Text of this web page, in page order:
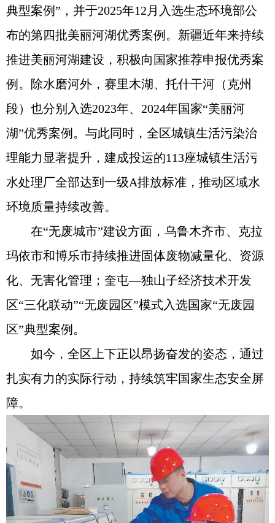
典型案例”，并于2025年12月入选生态环境部公
布的第四批美丽河湖优秀案例。新疆近年来持续
推进美丽河湖建设，积极向国家推荐申报优秀案
例。除水磨河外，赛里木湖、托什干河（克州
段）也分别入选2023年、2024年国家“美丽河
湖”优秀案例。与此同时，全区城镇生活污染治
理能力显著提升，建成投运的113座城镇生活污
水处理厂全部达到一级A排放标准，推动区域水
环境质量持续改善。
在“无废城市”建设方面，乌鲁木齐市、克拉
玛依市和博乐市持续推进固体废物减量化、资源
化、无害化管理；奎屯—独山子经济技术开发
区“三化联动”“无废园区”模式入选国家“无废园
区”典型案例。
如今，全区上下正以昂扬奋发的姿态，通过
扎实有力的实际行动，持续筑牢国家生态安全屏
障。